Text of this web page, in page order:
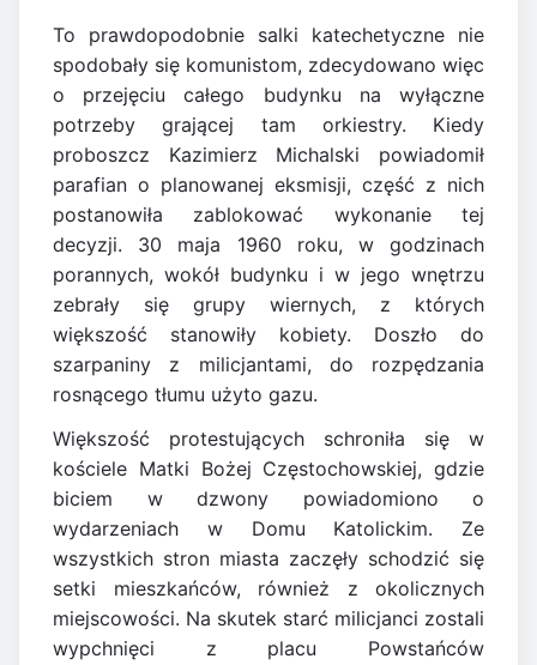
To prawdopodobnie salki katechetyczne nie
spodobały się komunistom, zdecydowano więc
o przejęciu całego budynku na wyłączne
potrzeby grającej tam orkiestry. Kiedy
proboszcz Kazimierz Michalski powiadomił
parafian o planowanej eksmisji, część z nich
postanowiła zablokować wykonanie tej
decyzji. 30 maja 1960 roku, w godzinach
porannych, wokół budynku i w jego wnętrzu
zebrały się grupy wiernych, z których
większość stanowiły kobiety. Doszło do
szarpaniny z milicjantami, do rozpędzania
rosnącego tłumu użyto gazu.
Większość protestujących schroniła się w
kościele Matki Bożej Częstochowskiej, gdzie
biciem w dzwony powiadomiono o
wydarzeniach w Domu Katolickim. Ze
wszystkich stron miasta zaczęły schodzić się
setki mieszkańców, również z okolicznych
miejscowości. Na skutek starć milicjanci zostali
wypchnięci z placu Powstańców